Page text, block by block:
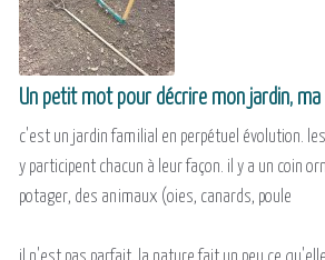
Un petit mot pour décrire mon jardin, ma
c'est un jardin familial en perpétuel évolution.
y participent chacun à leur façon. il y a un coin
potager, des animaux (oies, canards, poule
il n'est pas parfait, la nature fait un peu ce